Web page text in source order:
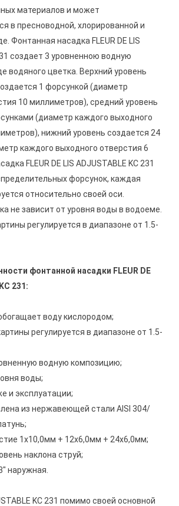
материалов и может
в пресноводной, хлорированной и
Фонтанная насадка FLEUR DE LIS
создает 3 уровненною водную
водяного цветка. Верхний уровень
1 форсункой (диаметр
10 миллиметров), средний уровень
(диаметр каждого выходного
нижний уровень создается 24
каждого выходного отверстия 6
FLEUR DE LIS ADJUSTABLE KC 231
форсунок, каждая
относительно своей оси.
не зависит от уровня воды в водоеме.
регулируется в диапазоне от 1.5-
фонтанной насадки FLEUR DE
231:
воду кислородом;
регулируется в диапазоне от 1.5-
водную композицию;
воды;
и эксплуатации;
из нержавеющей стали AISI 304/
1х10,0мм + 12х6,0мм + 24х6,0мм;
наклона струй;
наружная.
KC 231 помимо своей основной